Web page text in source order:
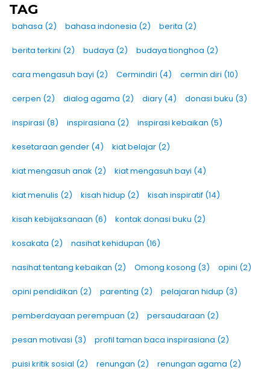
TAG
bahasa (2) bahasa indonesia (2) berita (2)
berita terkini (2) budaya (2) budaya tionghoa (2)
cara mengasuh bayi (2) Cermindiri (4) cermin diri (10)
cerpen (2) dialog agama (2) diary (4) donasi buku (3)
inspirasi (8) inspirasiana (2) inspirasi kebaikan (5)
kesetaraan gender (4) kiat belajar (2)
kiat mengasuh anak (2) kiat mengasuh bayi (4)
kiat menulis (2) kisah hidup (2) kisah inspiratif (14)
kisah kebijaksanaan (6) kontak donasi buku (2)
kosakata (2) nasihat kehidupan (16)
nasihat tentang kebaikan (2) Omong kosong (3) opini (2)
opini pendidikan (2) parenting (2) pelajaran hidup (3)
pemberdayaan perempuan (2) persaudaraan (2)
pesan motivasi (3) profil taman baca inspirasiana (2)
puisi kritik sosial (2) renungan (2) renungan agama (2)